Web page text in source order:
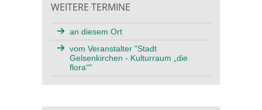
WEITERE TERMINE
an diesem Ort
vom Veranstalter "Stadt
Gelsenkirchen - Kulturraum „die
flora“"